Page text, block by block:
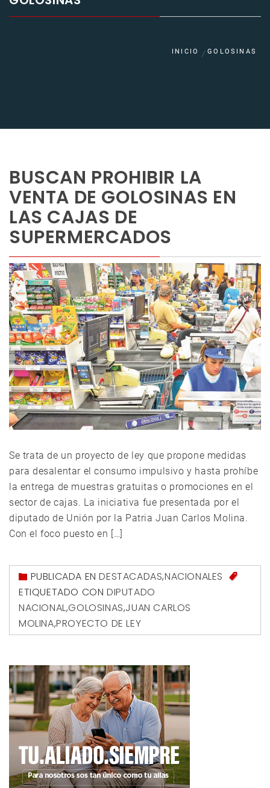
INICIO GOLOSINAS
BUSCAN PROHIBIR LA
VENTA DE GOLOSINAS EN
LAS CAJAS DE
SUPERMERCADOS
Se trata de un proyecto de ley que propone medidas
para desalentar el consumo impulsivo y hasta prohíbe
la entrega de muestras gratuitas o promociones en el
sector de cajas. La iniciativa fue presentada por el
diputado de Unión por la Patria Juan Carlos Molina.
Con el foco puesto en […]
PUBLICADA ENDESTACADAS,NACIONALES
ETIQUETADO CON DIPUTADO
NACIONAL,GOLOSINAS,JUAN CARLOS
MOLINA,PROYECTO DE LEY